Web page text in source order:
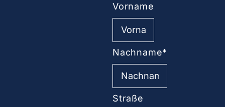
Vorname
Nachname*
Straße